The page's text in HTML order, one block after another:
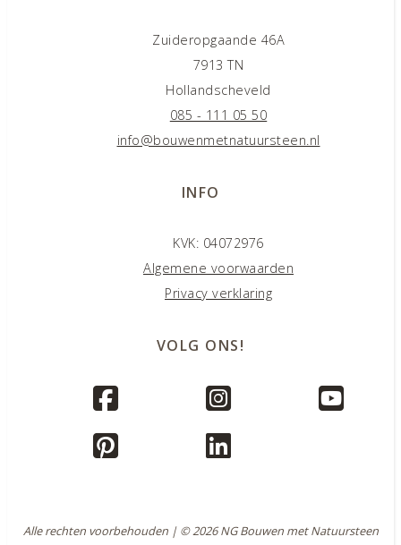
Zuideropgaande 46A
7913 TN
Hollandscheveld
085 - 111 05 50
info@bouwenmetnatuursteen.nl
INFO
KVK: 04072976
Algemene voorwaarden
Privacy verklaring
VOLG ONS!
Alle rechten voorbehouden | © 2026 NG Bouwen met Natuursteen